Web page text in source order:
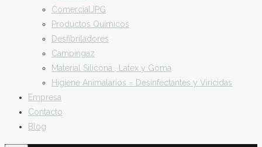
ComercialJPG
Productos Químicos
Desfibriladores
Campingaz
Material Silicona , Latex y Goma
Higiene Animalarios – Desinfectantes y Viricidas
Empresa
Contacto
Blog